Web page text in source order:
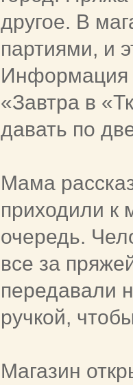
другое. В
партиями, и
Информация
«Завтра в
давать по
Мама
приходили к
очередь.
все за
передавали
ручкой,
Магазин